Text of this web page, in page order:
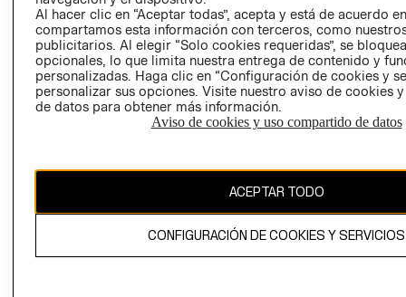
Colombia ($)
CAMBIAR REGIÓN
El contenido de esta página web está protegido por copyright y es
propiedad de H&M Hennes & Mauritz AB.
Al hacer clic en “Aceptar todas”, acepta y está de acuerdo
compartamos esta información con terceros, como
publicitarios. Al elegir “Solo cookies requeridas”, se
opcionales, lo que limita nuestra entrega de contenido y
personalizadas. Haga clic en “Configuración de cookies y
personalizar sus opciones. Visite nuestro aviso de cookies
de datos para obtener más información.
Aviso de cookies y uso compartido de datos
ACEPTAR TODO
CONFIGURACIÓN DE COOKIES Y SERVICIOS